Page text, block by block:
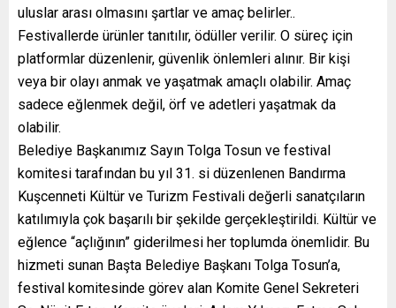
uluslar arası olmasını şartlar ve amaç belirler..
Festivallerde ürünler tanıtılır, ödüller verilir. O süreç için
platformlar düzenlenir, güvenlik önlemleri alınır. Bir kişi
veya bir olayı anmak ve yaşatmak amaçlı olabilir. Amaç
sadece eğlenmek değil, örf ve adetleri yaşatmak da
olabilir.
Belediye Başkanımız Sayın Tolga Tosun ve festival
komitesi tarafından bu yıl 31. si düzenlenen Bandırma
Kuşcenneti Kültür ve Turizm Festivali değerli sanatçıların
katılımıyla çok başarılı bir şekilde gerçekleştirildi. Kültür ve
eğlence “açlığının” giderilmesi her toplumda önemlidir. Bu
hizmeti sunan Başta Belediye Başkanı Tolga Tosun’a,
festival komitesinde görev alan Komite Genel Sekreteri